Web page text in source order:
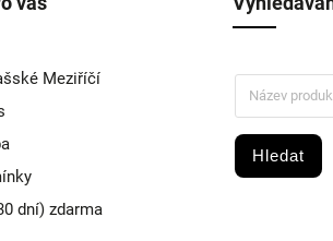
Meziříčí
dní) zdarma
Hledat